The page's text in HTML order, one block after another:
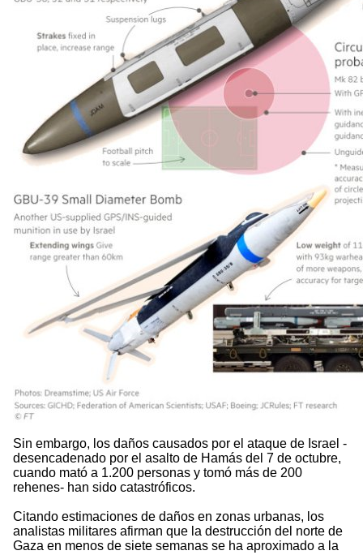
Sin embargo, los daños causados por el ataque de Israel -
desencadenado por el asalto de Hamás del 7 de octubre,
cuando mató a 1.200 personas y tomó más de 200
rehenes- han sido catastróficos.
Citando estimaciones de daños en zonas urbanas, los
analistas militares afirman que la destrucción del norte de
Gaza en menos de siete semanas se ha aproximado a la